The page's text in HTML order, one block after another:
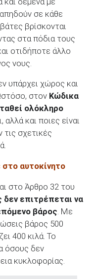
σε κάθε
βρίσκονται
στα πόδια τους
οτιδήποτε άλλο
νους.
υπάρχει χώρος και
στον Κώδικα
ολόκληρο
αλλά και ποιες είναι
τις σχετικές
αυτοκίνητο
στο Άρθρο 32 του
δεν επιτρέπεται να
βάρος . Με
βάρος 500
400 κιλά. Το
όσους δεν
κυκλοφορίας.